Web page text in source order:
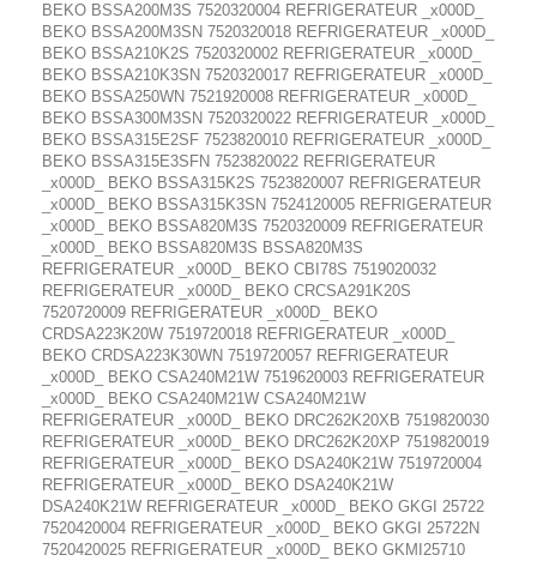
BEKO BSSA200M3S 7520320004 REFRIGERATEUR _x000D_
BEKO BSSA200M3SN 7520320018 REFRIGERATEUR _x000D_
BEKO BSSA210K2S 7520320002 REFRIGERATEUR _x000D_
BEKO BSSA210K3SN 7520320017 REFRIGERATEUR _x000D_
BEKO BSSA250WN 7521920008 REFRIGERATEUR _x000D_
BEKO BSSA300M3SN 7520320022 REFRIGERATEUR _x000D_
BEKO BSSA315E2SF 7523820010 REFRIGERATEUR _x000D_
BEKO BSSA315E3SFN 7523820022 REFRIGERATEUR
_x000D_ BEKO BSSA315K2S 7523820007 REFRIGERATEUR
_x000D_ BEKO BSSA315K3SN 7524120005 REFRIGERATEUR
_x000D_ BEKO BSSA820M3S 7520320009 REFRIGERATEUR
_x000D_ BEKO BSSA820M3S BSSA820M3S
REFRIGERATEUR _x000D_ BEKO CBI78S 7519020032
REFRIGERATEUR _x000D_ BEKO CRCSA291K20S
7520720009 REFRIGERATEUR _x000D_ BEKO
CRDSA223K20W 7519720018 REFRIGERATEUR _x000D_
BEKO CRDSA223K30WN 7519720057 REFRIGERATEUR
_x000D_ BEKO CSA240M21W 7519620003 REFRIGERATEUR
_x000D_ BEKO CSA240M21W CSA240M21W
REFRIGERATEUR _x000D_ BEKO DRC262K20XB 7519820030
REFRIGERATEUR _x000D_ BEKO DRC262K20XP 7519820019
REFRIGERATEUR _x000D_ BEKO DSA240K21W 7519720004
REFRIGERATEUR _x000D_ BEKO DSA240K21W
DSA240K21W REFRIGERATEUR _x000D_ BEKO GKGI 25722
7520420004 REFRIGERATEUR _x000D_ BEKO GKGI 25722N
7520420025 REFRIGERATEUR _x000D_ BEKO GKMI25710